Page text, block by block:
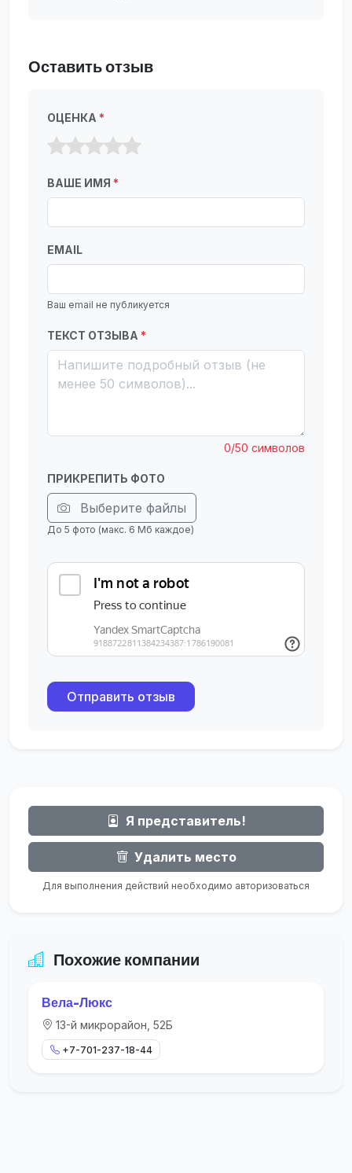
Оставить отзыв
ОЦЕНКА *
ВАШЕ ИМЯ *
EMAIL
Ваш email не публикуется
ТЕКСТ ОТЗЫВА *
0/50 символов
ПРИКРЕПИТЬ ФОТО
Выберите файлы
До 5 фото (макс. 6 Мб каждое)
Отправить отзыв
Я представитель!
Удалить место
Для выполнения действий необходимо авторизоваться
Похожие компании
Вела-Люкс
13-й микрорайон, 52Б
+7-701-237-18-44